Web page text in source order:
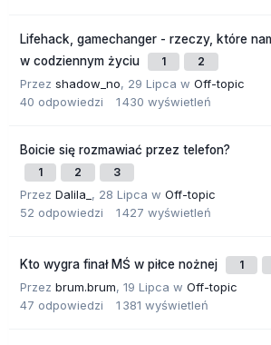
Lifehack, gamechanger - rzeczy, które
w codziennym życiu
1 2
Przez shadow_no, 29 Lipca w Off-topic
40 odpowiedzi 1 430 wyświetleń
Boicie się rozmawiać przez telefon?
1 2 3
Przez Dalila_ , 28 Lipca w Off-topic
52 odpowiedzi 1 427 wyświetleń
Kto wygra finał MŚ w piłce nożnej 1
Przez brum.brum, 19 Lipca w Off-topic
47 odpowiedzi 1 381 wyświetleń